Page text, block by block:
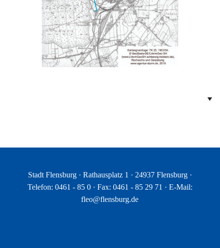
Stadt Flensburg · Rathausplatz 1 · 24937 Flensburg ·
Telefon: 0461 - 85 0 · Fax: 0461 - 85 29 71 · E-Mail:
fleo@flensburg.de